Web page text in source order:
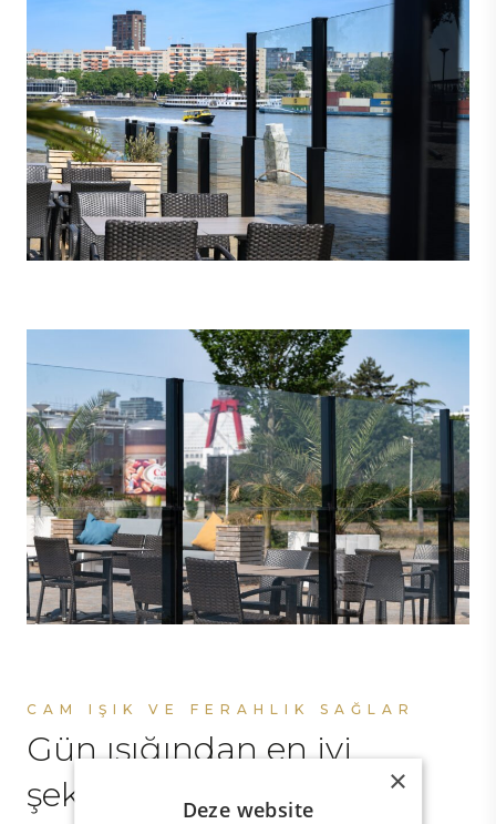
CAM IŞIK VE FERAHLIK SAĞLAR
Gün ışığından en iyi
şekilde yararlanın
×
Deze website